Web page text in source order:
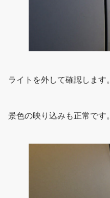
ライトを外して確認します。
景色の映り込みも正常です。